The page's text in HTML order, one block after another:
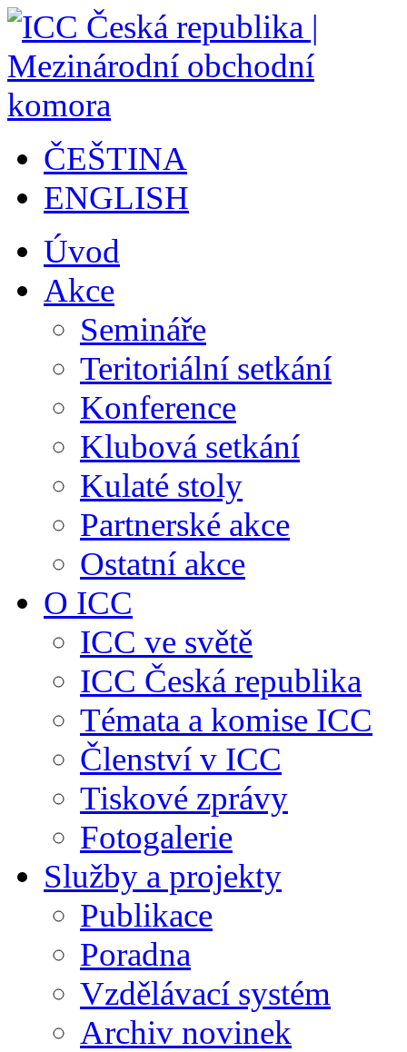
ČEŠTINA
ENGLISH
Úvod
Akce
Semináře
Teritoriální setkání
Konference
Klubová setkání
Kulaté stoly
Partnerské akce
Ostatní akce
O ICC
ICC ve světě
ICC Česká republika
Témata a komise ICC
Členství v ICC
Tiskové zprávy
Fotogalerie
Služby a projekty
Publikace
Poradna
Vzdělávací systém
Archiv novinek